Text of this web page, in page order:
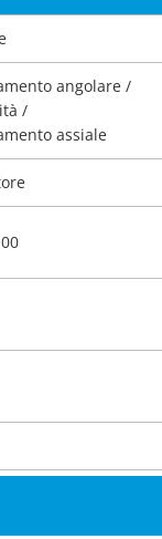
angolare /
/
assiale